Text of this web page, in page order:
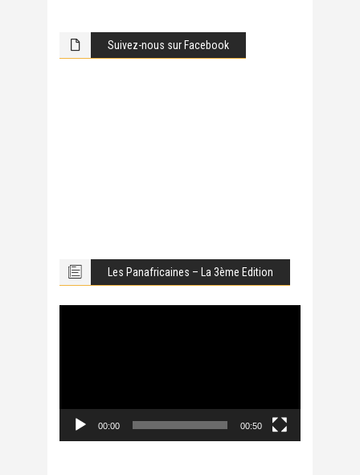
Suivez-nous sur Facebook
Les Panafricaines – La 3ème Edition
00:00 00:50